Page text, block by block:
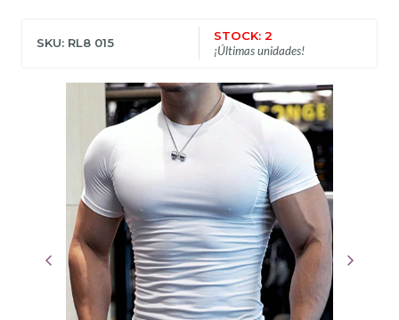
SKU: RL8 015
STOCK: 2
¡Últimas unidades!